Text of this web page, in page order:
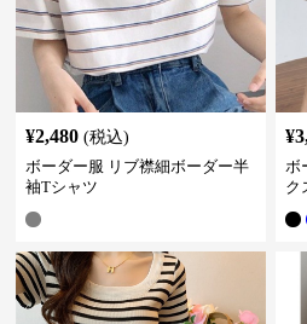
¥2,480 (税込)
ボーダー服 リブ襟細ボーダー半
袖Tシャツ
¥
ボ
ク